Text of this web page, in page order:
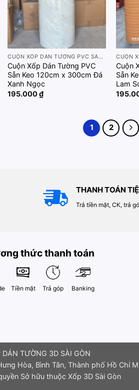
CUỘN XỐP DÁN TƯỜNG PVC SẴN KEO 120CM X 300CM
Cuộn Xốp Dán Tường PVC
Sẵn Keo 120cm x 300cm Đá
Xanh Ngọc
195.000₫
Cuộn
Sẵn
Lam
1 2
THANH TOÁN
Trả tiền mặt, CK, trả
thức thanh toán
Tiền mặt Trả góp Banking
DÁN TƯỜNG 3D SÀI GÒN
Hòa, Bình Tân, Thành phố Hồ Chí
Sở hữu thuộc Xốp 3D Sài Gòn